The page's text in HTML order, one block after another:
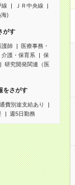
線
ＪＲ中央線
海)
がす
護師
医療事務・
護・保育系
保
研究開発関連（医
をさがす
費別途支給あり
週5日勤務